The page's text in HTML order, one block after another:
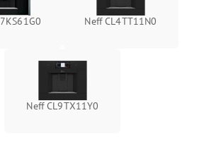
Neff CL4TT11N0
Neff CL9TX11Y0